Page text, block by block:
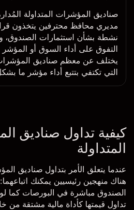
صناديق المؤشرات المتداولة
مديري محافظ محترفين يتخذون
نشطة بشأن استثمارات الصندوق،
التفوق على أداء السوق أو
يختلف عن معظم صناديق المؤشرات
التي تكتفي بتتبع أداء مؤشر ما
كيفية تداول صناديق
المتداولة
عندما يتعلق الأمر بتداول صناديق
هناك منهجين رئيسيين يمكنك
الصندوق مباشرة في البورصات كما
تداول قيمتها كأداة مالية مشتقة من